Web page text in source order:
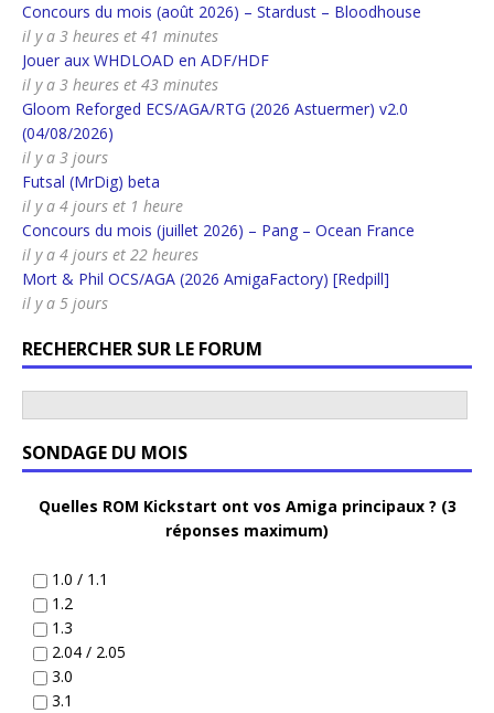
Concours du mois (août 2026) – Stardust – Bloodhouse
il y a 3 heures et 41 minutes
Jouer aux WHDLOAD en ADF/HDF
il y a 3 heures et 43 minutes
Gloom Reforged ECS/AGA/RTG (2026 Astuermer) v2.0
(04/08/2026)
il y a 3 jours
Futsal (MrDig) beta
il y a 4 jours et 1 heure
Concours du mois (juillet 2026) – Pang – Ocean France
il y a 4 jours et 22 heures
Mort & Phil OCS/AGA (2026 AmigaFactory) [Redpill]
il y a 5 jours
RECHERCHER SUR LE FORUM
SONDAGE DU MOIS
Quelles ROM Kickstart ont vos Amiga principaux ? (3
réponses maximum)
1.0 / 1.1
1.2
1.3
2.04 / 2.05
3.0
3.1